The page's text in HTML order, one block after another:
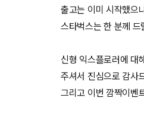
출고는 이미 시작했으
스타벅스는 한 분께 드
신형 익스플로러에 대
주셔서 진심으로 감사
그리고 이번 깜짝이벤